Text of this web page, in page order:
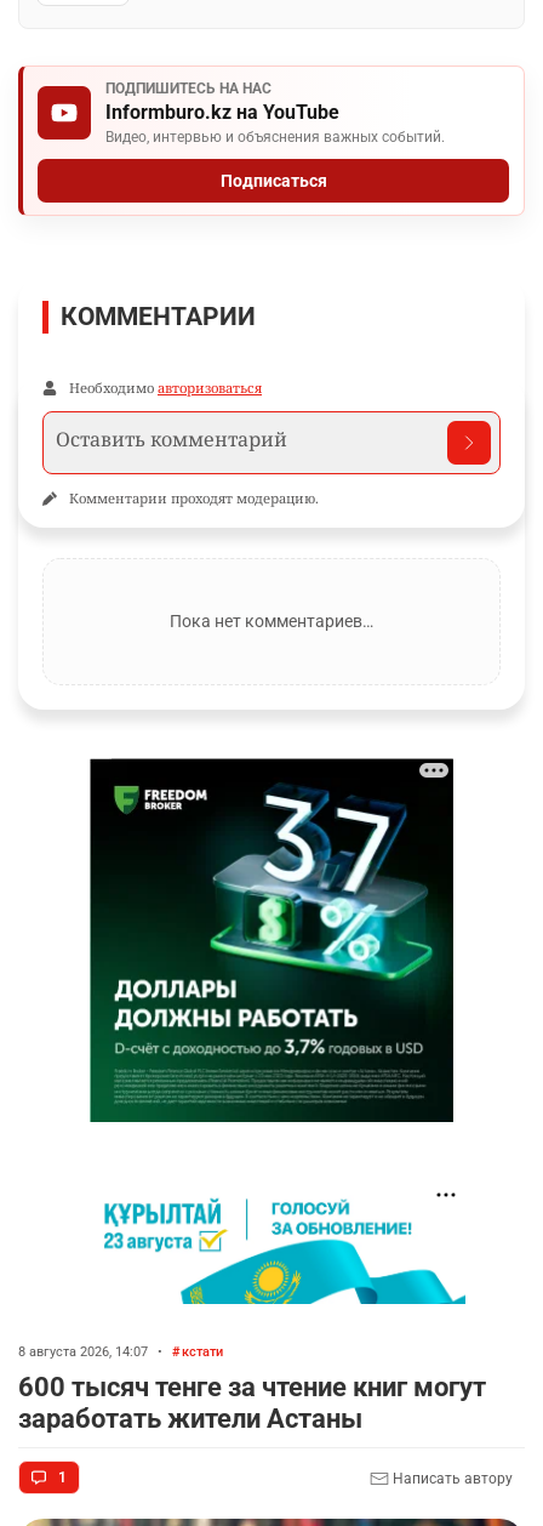
ПОДПИШИТЕСЬ НА НАС
Informburo.kz на YouTube
Видео, интервью и объяснения важных событий.
Подписаться
КОММЕНТАРИИ
Необходимо авторизоваться
Комментарии проходят модерацию.
Пока нет комментариев…
8 августа 2026, 14:07 • кстати
600 тысяч тенге за чтение книг могут
заработать жители Астаны
1 Написать автору